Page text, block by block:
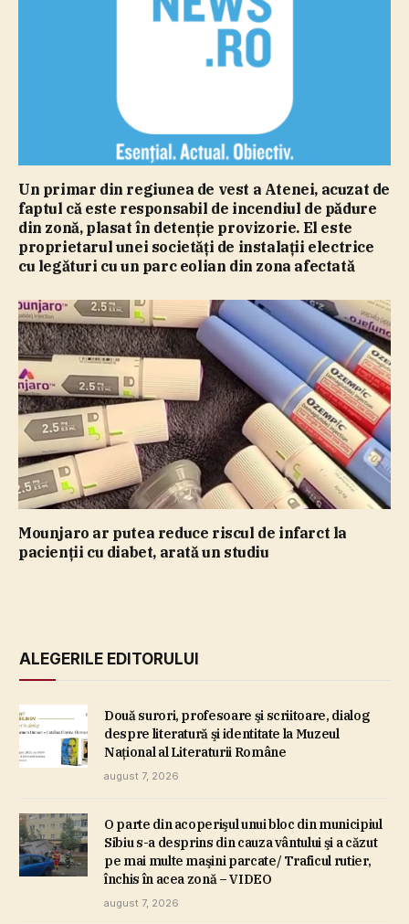
Un primar din regiunea de vest a Atenei, acuzat de
faptul că este responsabil de incendiul de pădure
din zonă, plasat în detenţie provizorie. El este
proprietarul unei societăţi de instalaţii electrice
cu legături cu un parc eolian din zona afectată
Mounjaro ar putea reduce riscul de infarct la
pacienţii cu diabet, arată un studiu
ALEGERILE EDITORULUI
Două surori, profesoare şi scriitoare, dialog
despre literatură şi identitate la Muzeul
Naţional al Literaturii Române
august 7, 2026
O parte din acoperişul unui bloc din municipiul
Sibiu s-a desprins din cauza vântului şi a căzut
pe mai multe maşini parcate/ Traficul rutier,
închis în acea zonă – VIDEO
august 7, 2026